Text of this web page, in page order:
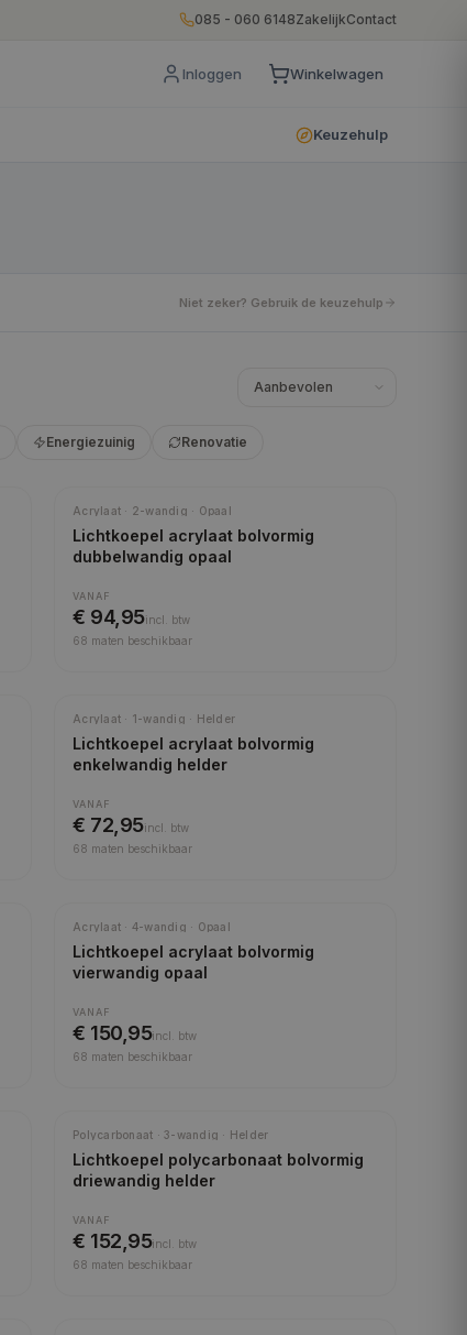
085 - 060 6148ZakelijkContact
Inloggen Winkelwagen
Keuzehulp
Niet zeker? Gebruik de keuzehulp
Energiezuinig Renovatie
Acrylaat · 2-wandig · Opaal
Lichtkoepel acrylaat bolvormig
dubbelwandig opaal
VANAF
€ 94,95incl.
btw
68 maten beschikbaar
Acrylaat · 1-wandig · Helder
Lichtkoepel acrylaat bolvormig
enkelwandig helder
VANAF
€ 72,95incl.
btw
68 maten beschikbaar
Acrylaat · 4-wandig · Opaal
Lichtkoepel acrylaat bolvormig
vierwandig opaal
VANAF
€ 150,95incl.
btw
68 maten beschikbaar
Polycarbonaat · 3-wandig · Helder
Lichtkoepel polycarbonaat bolvormig
driewandig helder
VANAF
€ 152,95incl.
btw
68 maten beschikbaar